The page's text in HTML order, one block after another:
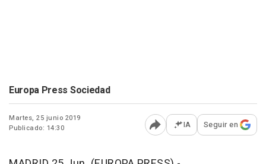
Europa Press Sociedad
Martes, 25 junio 2019
Publicado: 14:30
Abrir opciones para
IA Seguir en